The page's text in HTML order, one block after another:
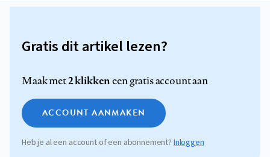
Gratis dit artikel lezen?
Maak met2 klikkeneen gratis account aan
ACCOUNT AANMAKEN
Heb je al een account of een abonnement? Inloggen